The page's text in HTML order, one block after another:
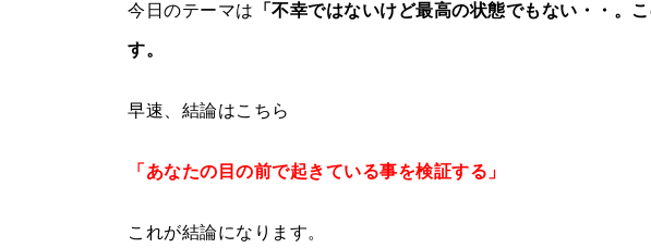
今日のテーマは 「不幸ではないけど最高の状態でもない・・。
す。
早速、結論はこちら
「あなたの目の前で起きている事を検証する」
これが結論になります。